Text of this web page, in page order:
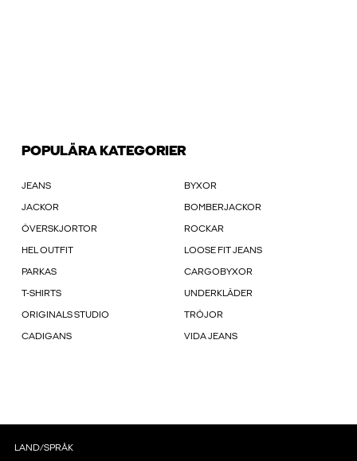
POPULÄRA KATEGORIER
JEANS BYXOR
JACKOR BOMBERJACKOR
ÖVERSKJORTOR ROCKAR
HEL OUTFIT LOOSE FIT JEANS
PARKAS CARGOBYXOR
T-SHIRTS UNDERKLÄDER
ORIGINALS STUDIO TRÖJOR
CADIGANS VIDA JEANS
LAND/SPRÅK